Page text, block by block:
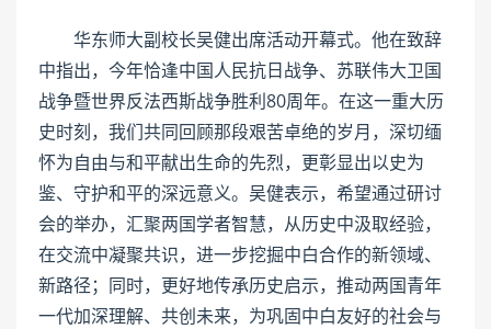
华东师大副校长吴健出席活动开幕式。他在致辞
中指出，今年恰逢中国人民抗日战争、苏联伟大卫国
战争暨世界反法西斯战争胜利80周年。在这一重大历
史时刻，我们共同回顾那段艰苦卓绝的岁月，深切缅
怀为自由与和平献出生命的先烈，更彰显出以史为
鉴、守护和平的深远意义。吴健表示，希望通过研讨
会的举办，汇聚两国学者智慧，从历史中汲取经验，
在交流中凝聚共识，进一步挖掘中白合作的新领域、
新路径；同时，更好地传承历史启示，推动两国青年
一代加深理解、共创未来，为巩固中白友好的社会与